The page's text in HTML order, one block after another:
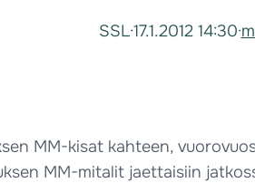
SSL·17.1.2012 14:30·
MM-kisat kahteen,
MM-mitalit jaettaisiin